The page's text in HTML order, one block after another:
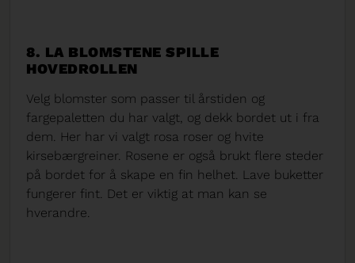
8. LA BLOMSTENE SPILLE
HOVEDROLLEN
Velg blomster som passer til årstiden og
fargepaletten du har valgt, og dekk bordet ut i fra
dem. Her har vi valgt rosa roser og hvite
kirsebærgreiner. Rosene er også brukt flere steder
på bordet for å skape en fin helhet. Lave buketter
fungerer fint. Det er viktig at man kan se
hverandre.